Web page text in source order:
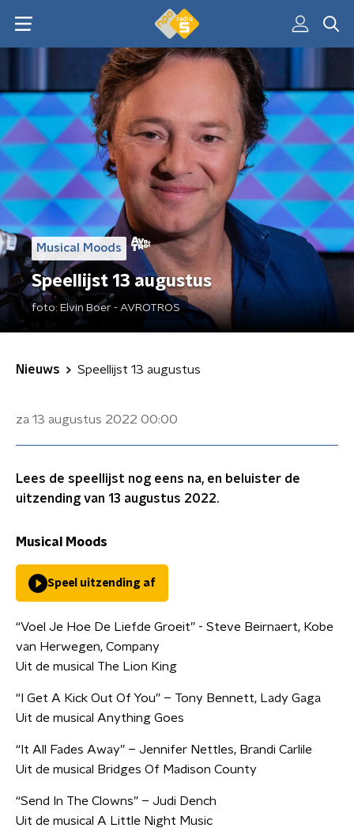
Musical Moods
Speellijst 13 augustus
foto: Elvin Boer - AVROTROS
Nieuws Speellijst 13 augustus
za 13 augustus 2022 00:00
Lees de speellijst nog eens na, en beluister de
uitzending van 13 augustus 2022.
Musical Moods
Speel uitzending af
“Voel Je Hoe De Liefde Groeit” - Steve Beirnaert, Kobe
van Herwegen, Company
Uit de musical The Lion King
“I Get A Kick Out Of You” – Tony Bennett, Lady Gaga
Uit de musical Anything Goes
“It All Fades Away” – Jennifer Nettles, Brandi Carlile
Uit de musical Bridges Of Madison County
“Send In The Clowns” – Judi Dench
Uit de musical A Little Night Music